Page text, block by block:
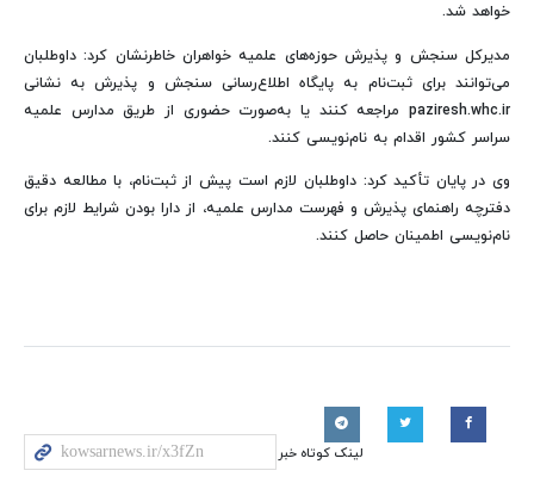
خواهد شد.
مدیرکل سنجش و پذیرش حوزه‌های علمیه خواهران خاطرنشان کرد: داوطلبان
می‌توانند برای ثبت‌نام به پایگاه اطلاع‌رسانی سنجش و پذیرش به نشانی
paziresh.whc.ir مراجعه کنند یا به‌صورت حضوری از طریق مدارس علمیه
سراسر کشور اقدام به نام‌نویسی کنند.
وی در پایان تأکید کرد: داوطلبان لازم است پیش از ثبت‌نام، با مطالعه دقیق
دفترچه راهنمای پذیرش و فهرست مدارس علمیه، از دارا بودن شرایط لازم برای
نام‌نویسی اطمینان حاصل کنند.
لینک کوتاه خبر